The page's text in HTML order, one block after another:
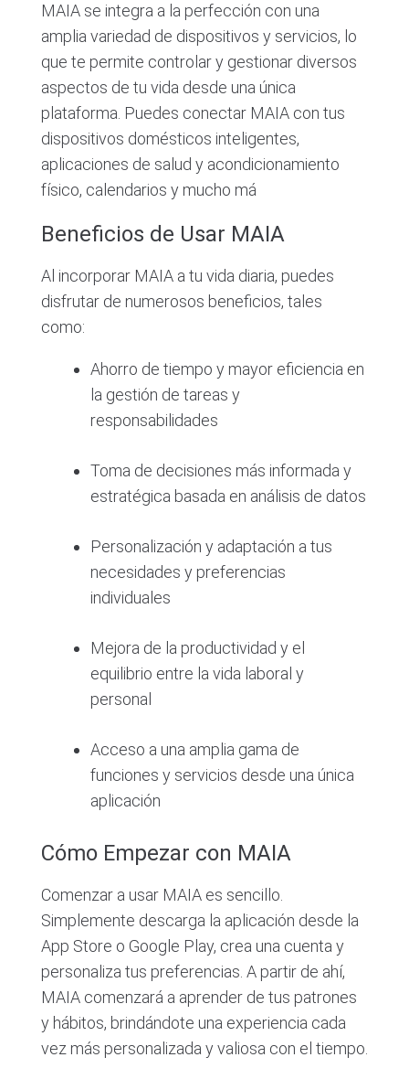
MAIA se integra a la perfección con una
amplia variedad de dispositivos y servicios, lo
que te permite controlar y gestionar diversos
aspectos de tu vida desde una única
plataforma. Puedes conectar MAIA con tus
dispositivos domésticos inteligentes,
aplicaciones de salud y acondicionamiento
físico, calendarios y mucho má
Beneficios de Usar MAIA
Al incorporar MAIA a tu vida diaria, puedes
disfrutar de numerosos beneficios, tales
como:
Ahorro de tiempo y mayor eficiencia en
la gestión de tareas y
responsabilidades
Toma de decisiones más informada y
estratégica basada en análisis de datos
Personalización y adaptación a tus
necesidades y preferencias
individuales
Mejora de la productividad y el
equilibrio entre la vida laboral y
personal
Acceso a una amplia gama de
funciones y servicios desde una única
aplicación
Cómo Empezar con MAIA
Comenzar a usar MAIA es sencillo.
Simplemente descarga la aplicación desde la
App Store o Google Play, crea una cuenta y
personaliza tus preferencias. A partir de ahí,
MAIA comenzará a aprender de tus patrones
y hábitos, brindándote una experiencia cada
vez más personalizada y valiosa con el tiempo.